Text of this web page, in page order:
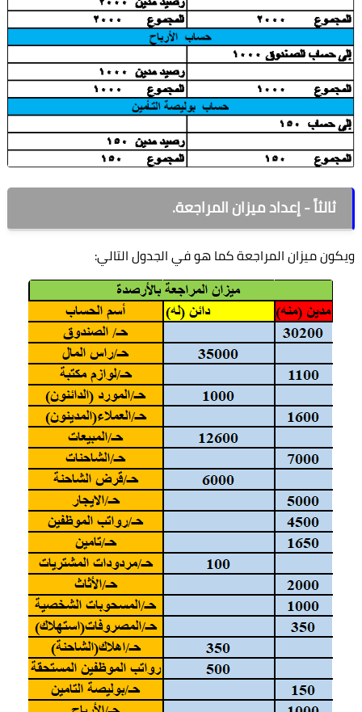
ثالثاً - إعداد ميزان المراجعة.
ميزان المراجعة كما هو في الجدول التالي: